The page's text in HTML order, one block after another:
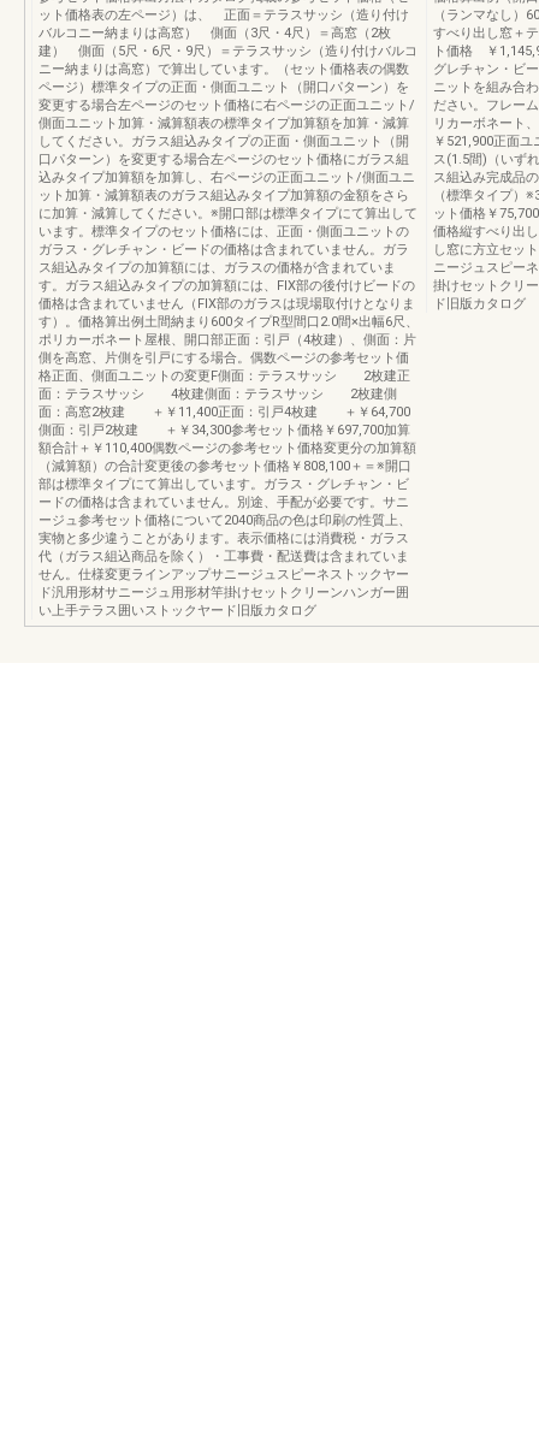
ット価格表の左ページ）は、 正面＝テラスサッシ（造り付け
バルコニー納まりは高窓） 側面（3尺・4尺）＝高窓（2枚
建） 側面（5尺・6尺・9尺）＝テラスサッシ（造り付けバルコ
ニー納まりは高窓）で算出しています。（セット価格表の偶数
ページ）標準タイプの正面・側面ユニット（開口パターン）を
変更する場合左ページのセット価格に右ページの正面ユニット/
側面ユニット加算・減算額表の標準タイプ加算額を加算・減算
してください。ガラス組込みタイプの正面・側面ユニット（開
口パターン）を変更する場合左ページのセット価格にガラス組
込みタイプ加算額を加算し、右ページの正面ユニット/側面ユニ
ット加算・減算額表のガラス組込みタイプ加算額の金額をさら
に加算・減算してください。※開口部は標準タイプにて算出して
います。標準タイプのセット価格には、正面・側面ユニットの
ガラス・グレチャン・ビードの価格は含まれていません。ガラ
ス組込みタイプの加算額には、ガラスの価格が含まれていま
す。ガラス組込みタイプの加算額には、FIX部の後付けビードの
価格は含まれていません（FIX部のガラスは現場取付けとなりま
す）。価格算出例土間納まり600タイプR型間口2.0間×出幅6尺、
ポリカーボネート屋根、開口部正面：引戸（4枚建）、側面：片
側を高窓、片側を引戸にする場合。偶数ページの参考セット価
格正面、側面ユニットの変更F側面：テラスサッシ 2枚建正
面：テラスサッシ 4枚建側面：テラスサッシ 2枚建側
面：高窓2枚建 ＋￥11,400正面：引戸4枚建 ＋￥64,700
側面：引戸2枚建 ＋￥34,300参考セット価格￥697,700加算
額合計＋￥110,400偶数ページの参考セット価格変更分の加算額
（減算額）の合計変更後の参考セット価格￥808,100＋＝※開口
部は標準タイプにて算出しています。ガラス・グレチャン・ビ
ードの価格は含まれていません。別途、手配が必要です。サニ
ージュ参考セット価格について2040商品の色は印刷の性質上、
実物と多少違うことがあります。表示価格には消費税・ガラス
代（ガラス組込商品を除く）・工事費・配送費は含まれていま
せん。仕様変更ラインアップサニージュスピーネストックヤー
ド汎用形材サニージュ用形材竿掛けセットクリーンハンガー囲
い上手テラス囲いストックヤード旧版カタログ
（ランマなし）
すべり出し窓
ト価格 ￥
グレチャン・ビ
ニットを組み合
ださい。フレー
リカーボネート
￥521,900正面
ス(1.5間)（いず
ス組込み完成品
（標準タイプ）
ット価格￥
価格縦すべり出
し窓に方立セッ
ニージュスピー
掛けセットクリ
ド旧版カタログ